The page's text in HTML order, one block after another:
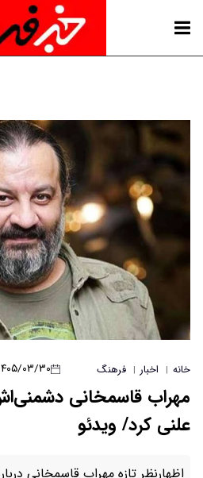
۱۴۰۵/۰۳/۳۰ ۱۶:۰۵:۴۷ کد خبر: ۱۴۸۴۴
با رضا عطاران را
درباره رضا عطاران حسابی